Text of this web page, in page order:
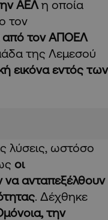
ΑΕΛ η οποία
τον
από τον ΑΠΟΕΛ
της Λεμεσού
εικόνα εντός των
λύσεις, ωστόσο
οι
να ανταπεξέλθουν
. Δέχθηκε
την